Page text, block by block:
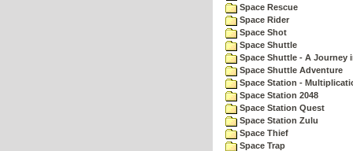
Space Rescue
Space Rider
Space Shot
Space Shuttle
Space Shuttle - A Journey
Space Shuttle Adventure
Space Station -
Space Station 2048
Space Station Quest
Space Station Zulu
Space Thief
Space Trap